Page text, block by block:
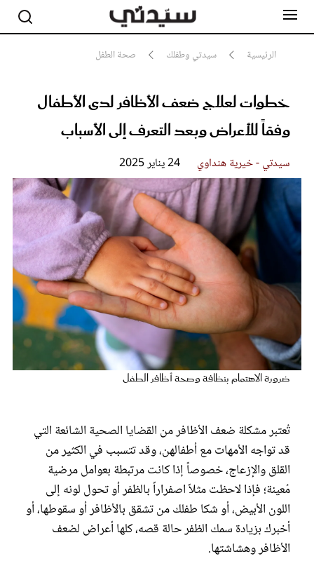
الرئيسية سيدتي وطفلك صحة الطفل
خطوات لعلاج ضعف الأظافر لدى الأطفال
وفقاً للأعراض وبعد التعرف إلى الأسباب
سيدتي - خيرية هنداوي 24 يناير 2025
ضرورة الاهتمام بنظافة وصحة أظافر الطفل
تُعتبر مشكلة ضعف الأظافر من القضايا الصحية الشائعة التي
قد تواجه الأمهات مع أطفالهن، وقد تتسبب في الكثير من
القلق والإزعاج، خصوصاً إذا كانت مرتبطة بعوامل مرضية
مُعينة؛ فإذا لاحظت مثلاً اصفراراً بالظفر أو تحول لونه إلى
اللون الأبيض، أو شكا طفلك من تشقق بالأظافر أو سقوطها، أو
أخبرك بزيادة سمك الظفر حالة قصه، كلها أعراض لضعف
الأظافر وهشاشتها.
مشاهير
جمال
سيدتي وطفلك
لايف ستايل
بلس+
فيديو
مطبخ سيدتي
مقالات الرأي
ستايل
تقارير
عروس سيدتي
مجلة سيدتي